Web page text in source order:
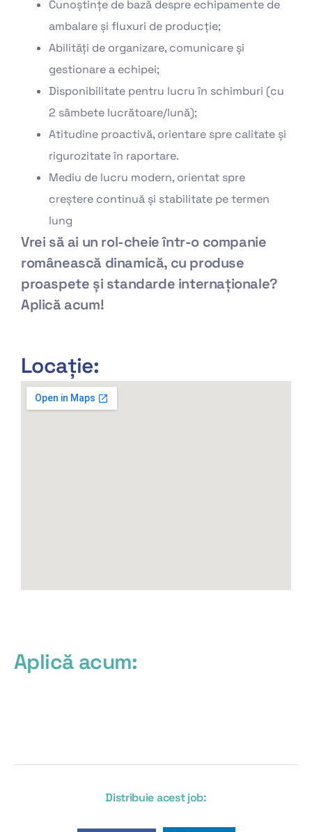
Cunoștințe de bază despre echipamente de
ambalare și fluxuri de producție;
Abilități de organizare, comunicare și
gestionare a echipei;
Disponibilitate pentru lucru în schimburi (cu
2 sâmbete lucrătoare/lună);
Atitudine proactivă, orientare spre calitate și
rigurozitate în raportare.
Mediu de lucru modern, orientat spre
creștere continuă și stabilitate pe termen
lung
Vrei să ai un rol-cheie într-o companie
românească dinamică, cu produse
proaspete și standarde internaționale?
Aplică acum!
Locație:
Aplică acum:
Distribuie acest job: